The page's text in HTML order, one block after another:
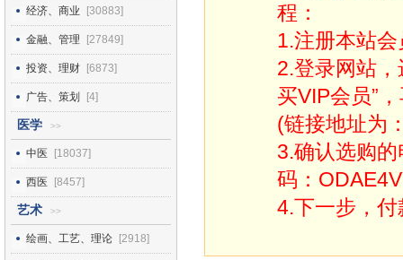
经济、商业 [30883]
金融、管理 [27849]
投资、理财 [6873]
广告、策划 [4]
医学 >>
中医 [18037]
西医 [8457]
艺术 >>
绘画、工艺、理论 [2918]
程：
1.注册本站会
2.登录网站，
买VIP会员”
(链接地址为
3.确认选购
码：
4.下一步，